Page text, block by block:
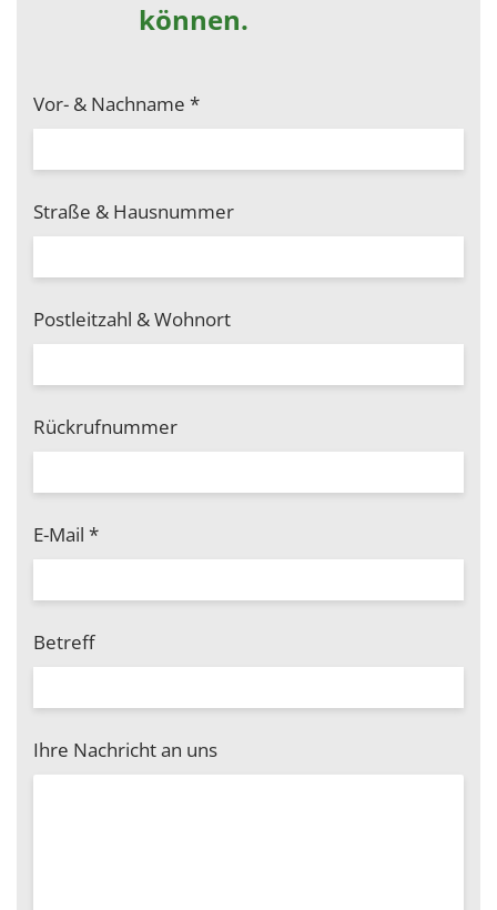
können.
Vor- & Nachname *
Straße & Hausnummer
Postleitzahl & Wohnort
Rückrufnummer
E-Mail *
Betreff
Ihre Nachricht an uns